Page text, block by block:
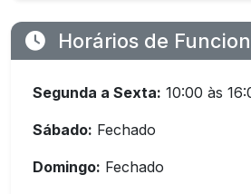
Horários de
Segunda a Sexta: 10:00 às
Sábado: Fechado
Domingo: Fechado